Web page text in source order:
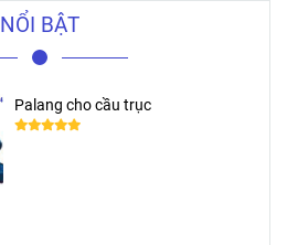
NỔI BẬT
Palang cho cầu trục